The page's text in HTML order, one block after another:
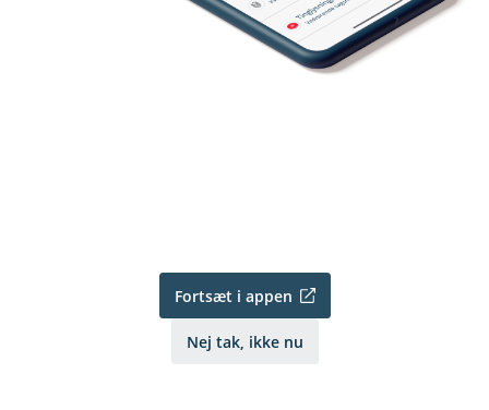
Fortsæt i appen
Nej tak, ikke nu